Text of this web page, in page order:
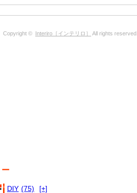
ー
DIY (75) [+]
Copyright © Interiro［インテリロ］ All rights reserved.